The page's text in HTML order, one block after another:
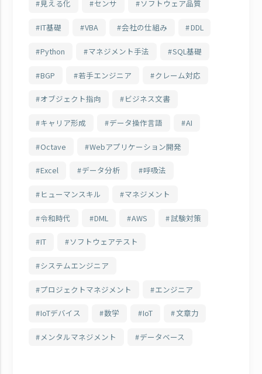
見える化 センサ ソフトウェア品質
IT基礎 VBA 会社の仕組み DDL
Python マネジメント手法 SQL基礎
BGP 若手エンジニア クレーム対応
オブジェクト指向 ビジネス文書
キャリア形成 データ操作言語 AI
Octave Webアプリケーション開発
Excel データ分析 呼吸法
ヒューマンスキル マネジメント
令和時代 DML AWS 試験対策
IT ソフトウェアテスト
システムエンジニア
プロジェクトマネジメント エンジニア
IoTデバイス 数学 IoT 文章力
メンタルマネジメント データベース